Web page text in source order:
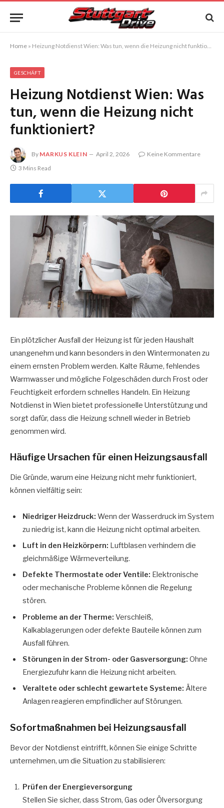
Home » Heizung Notdienst Wien: Was tun, wenn die Heizung nicht funktioniert?
GESCHÄFT
Heizung Notdienst Wien: Was
tun, wenn die Heizung nicht
funktioniert?
By MARKUS KLEIN April 2, 2026
Keine Kommentare
3 Mins Read
Ein plötzlicher Ausfall der Heizung ist für jeden Haushalt
unangenehm und kann besonders in den Wintermonaten zu
einem ernsten Problem werden. Kalte Räume, fehlendes
Warmwasser und mögliche Folgeschäden durch Frost oder
Feuchtigkeit erfordern schnelles Handeln. Ein Heizung
Notdienst in Wien bietet professionelle Unterstützung und
sorgt dafür, dass die Heizung schnell wieder in Betrieb
genommen wird.
Häufige Ursachen für einen Heizungsausfall
Die Gründe, warum eine Heizung nicht mehr funktioniert,
können vielfältig sein:
Niedriger Heizdruck: Wenn der Wasserdruck im System
zu niedrig ist, kann die Heizung nicht optimal arbeiten.
Luft in den Heizkörpern: Luftblasen verhindern die
gleichmäßige Wärmeverteilung.
Defekte Thermostate oder Ventile: Elektronische
oder mechanische Probleme können die Regelung
stören.
Probleme an der Therme: Verschleiß,
Kalkablagerungen oder defekte Bauteile können zum
Ausfall führen.
Störungen in der Strom- oder Gasversorgung: Ohne
Energiezufuhr kann die Heizung nicht arbeiten.
Veraltete oder schlecht gewartete Systeme: Ältere
Anlagen reagieren empfindlicher auf Störungen.
Sofortmaßnahmen bei Heizungsausfall
Bevor der Notdienst eintrifft, können Sie einige Schritte
unternehmen, um die Situation zu stabilisieren:
Prüfen der Energieversorgung
Stellen Sie sicher, dass Strom, Gas oder Ölversorgung